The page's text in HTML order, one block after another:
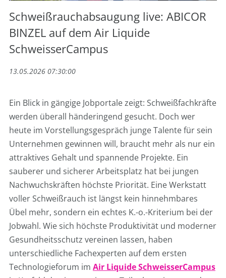
Schweißrauchabsaugung live: ABICOR
BINZEL auf dem Air Liquide
SchweisserCampus
13.05.2026 07:30:00
Ein Blick in gängige Jobportale zeigt: Schweißfachkräfte
werden überall händeringend gesucht. Doch wer
heute im Vorstellungsgespräch junge Talente für sein
Unternehmen gewinnen will, braucht mehr als nur ein
attraktives Gehalt und spannende Projekte. Ein
sauberer und sicherer Arbeitsplatz hat bei jungen
Nachwuchskräften höchste Priorität. Eine Werkstatt
voller Schweißrauch ist längst kein hinnehmbares
Übel mehr, sondern ein echtes K.-o.-Kriterium bei der
Jobwahl. Wie sich höchste Produktivität und moderner
Gesundheitsschutz vereinen lassen, haben
unterschiedliche Fachexperten auf dem ersten
Technologieforum im Air Liquide SchweisserCampus